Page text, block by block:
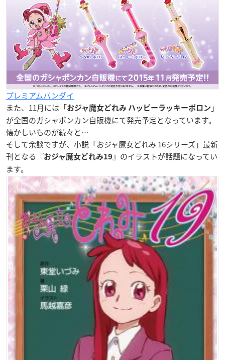
プレミアムバンダイ
また、11月には「おジャ魔女どれみ ハッピーラッキーポロン 」
が全国のガシャポンカン自販機にて発売予定となっています。
懐かしいものが続々と…
そして余談ですが、小説「おジャ魔女どれみ 16シリーズ」最新
刊となる『おジャ魔女どれみ19』のイラストが話題になってい
ます。